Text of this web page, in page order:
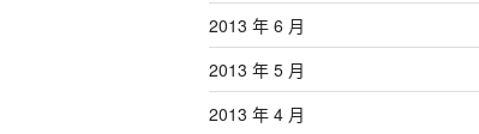
2013 年 6 月
2013 年 5 月
2013 年 4 月